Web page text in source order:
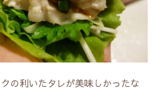
の利いたタレが美味しかったな